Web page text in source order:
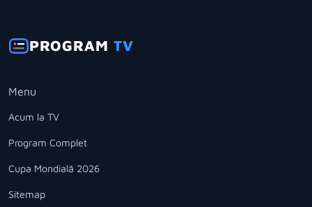
PROGRAMTV
Menu
Acum la TV
Program Complet
Cupa Mondială 2026
Sitemap